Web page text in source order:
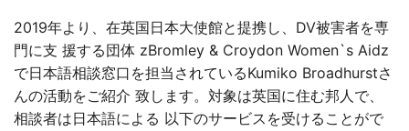
2019年より、在英国日本大使館と提携し、DV被害者を専
門に支 援する団体 zBromley & Croydon Women`s Aidz
で日本語相談窓口を担当されているKumiko Broadhurstさ
んの活動をご紹介 致します。対象は英国に住む邦人で、
相談者は日本語による 以下のサービスを受けることがで